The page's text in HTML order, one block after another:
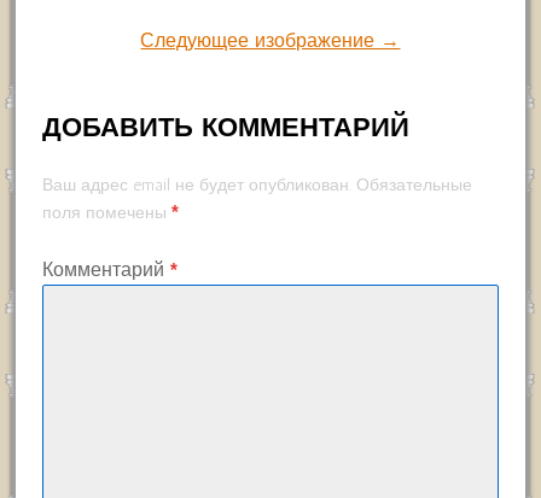
Следующее изображение →
ДОБАВИТЬ КОММЕНТАРИЙ
Ваш адрес email не будет опубликован. Обязательные
поля помечены *
Комментарий *